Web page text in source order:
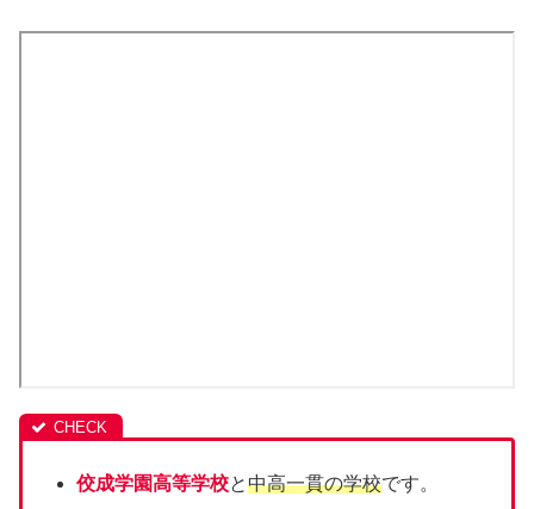
佼成学園高等学校と中高一貫の学校です。